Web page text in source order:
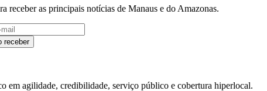
receber as principais notícias de Manaus e do Amazonas.
receber
em agilidade, credibilidade, serviço público e cobertura hiperlocal.